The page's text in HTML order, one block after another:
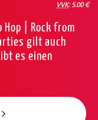
VVK: 5.00 €
Hop | Rock from
gilt auch
es einen